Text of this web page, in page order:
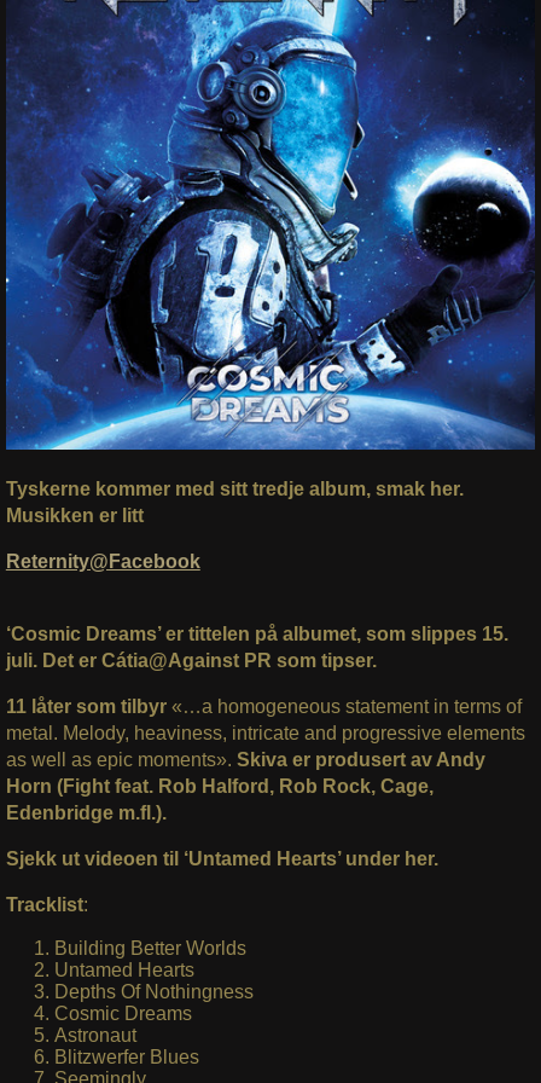
Tyskerne kommer med sitt tredje album, smak her.
Musikken er litt
Reternity@Facebook
‘Cosmic Dreams’ er tittelen på albumet, som slippes 15.
juli. Det er Cátia@Against PR som tipser.
11 låter som tilbyr «…a homogeneous statement in terms of
metal. Melody, heaviness, intricate and progressive elements
as well as epic moments». Skiva er produsert av Andy
Horn (Fight feat. Rob Halford, Rob Rock, Cage,
Edenbridge m.fl.).
Sjekk ut videoen til ‘Untamed Hearts’ under her.
Tracklist:
Building Better Worlds
Untamed Hearts
Depths Of Nothingness
Cosmic Dreams
Astronaut
Blitzwerfer Blues
Seemingly